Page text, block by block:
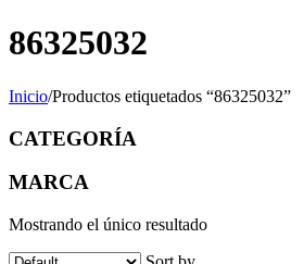
86325032
Inicio/Productos etiquetados “86325032”
CATEGORÍA
MARCA
Mostrando el único resultado